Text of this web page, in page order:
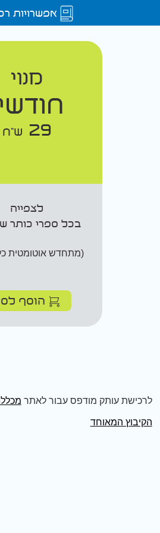
אפשרויות
מנוי
29 ש"ח
לצפייה
בכל ספרי כותר
(מתחדש אוטומטית
הוסף
לרכישת עותק מודפס עבור לאתר
הקיבוץ המאוחד